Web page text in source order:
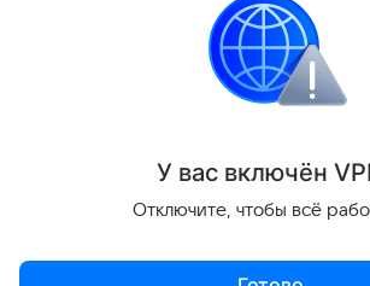
«Козни» акушеров
ошибаются роженицы .
У вас включён VP
Отключите, чтобы всё